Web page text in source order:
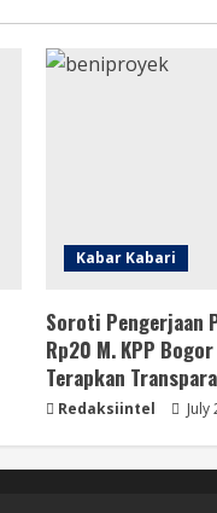
Kabar Kabari
Soroti Pengerjaan
Rp20 M. KPP
Terapkan
Redaksiintel July